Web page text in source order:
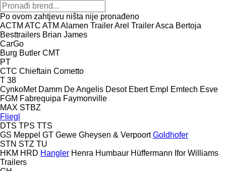
Po ovom zahtjevu ništa nije pronađeno
ACTM ATC ATM Alamen TrailerArel TrailerAsca Bertoja
Besttrailers Brian James
CarGo
Burg Butler CMT
PT
CTC Chieftain Cometto
T 38
CynkoMet Damm De Angelis Desot Ebert Empl Emtech Esve
FGM Fabrequipa Faymonville
MAX STBZ
Fliegl
DTS TPS TTS
GS Meppel GT Gewe Gheysen & Verpoort Goldhofer
STN STZ TU
HKM HRD Hangler Henra Humbaur Hüffermann Ifor Williams
Trailers